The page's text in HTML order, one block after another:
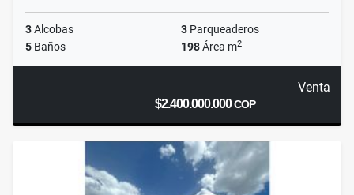
3Alcobas 3 Parqueaderos
5 Baños 198Área m2
Venta
$2.400.000.000COP